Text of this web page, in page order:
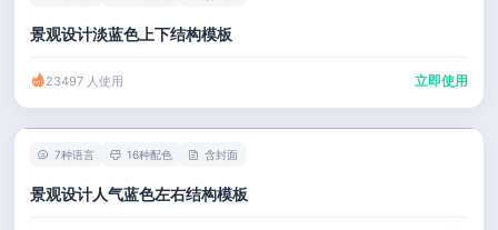
景观设计淡蓝色上下结构模板
23497 人使用 立即使用
7种语言 16种配色 含封面
景观设计人气蓝色左右结构模板